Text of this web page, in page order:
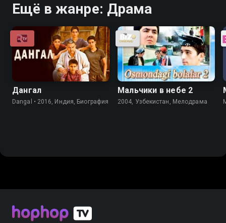
Ещё в жанре: Драма
Дангал
Dangal • 2016, Индия, Биография
Мальчики в небе 2
2004, Узбекистан, Мелодрама